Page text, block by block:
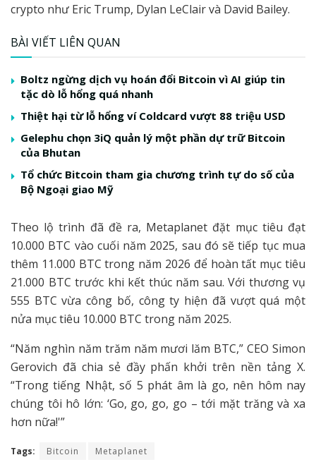
crypto như Eric Trump, Dylan LeClair và David Bailey.
BÀI VIẾT LIÊN QUAN
Boltz ngừng dịch vụ hoán đổi Bitcoin vì AI giúp tin
tặc dò lỗ hổng quá nhanh
Thiệt hại từ lỗ hổng ví Coldcard vượt 88 triệu USD
Gelephu chọn 3iQ quản lý một phần dự trữ Bitcoin
của Bhutan
Tổ chức Bitcoin tham gia chương trình tự do số của
Bộ Ngoại giao Mỹ
Theo lộ trình đã đề ra, Metaplanet đặt mục tiêu đạt
10.000 BTC vào cuối năm 2025, sau đó sẽ tiếp tục mua
thêm 11.000 BTC trong năm 2026 để hoàn tất mục tiêu
21.000 BTC trước khi kết thúc năm sau. Với thương vụ
555 BTC vừa công bố, công ty hiện đã vượt quá một
nửa mục tiêu 10.000 BTC trong năm 2025.
“Năm nghìn năm trăm năm mươi lăm BTC,” CEO Simon
Gerovich đã chia sẻ đầy phấn khởi trên nền tảng X.
“Trong tiếng Nhật, số 5 phát âm là go, nên hôm nay
chúng tôi hô lớn: ‘Go, go, go, go – tới mặt trăng và xa
hơn nữa!'”
Tags: Bitcoin Metaplanet